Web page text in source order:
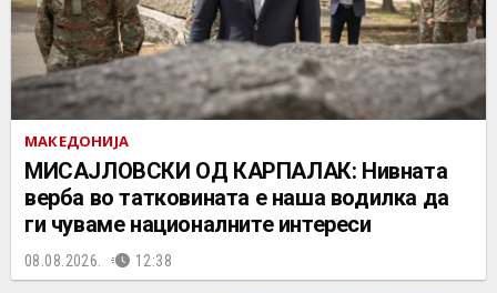
МАКЕДОНИЈА
МИСАЈЛОВСКИ ОД КАРПАЛАК: Нивната
верба во татковината е наша водилка да
ги чуваме националните интереси
08.08.2026. 12:38